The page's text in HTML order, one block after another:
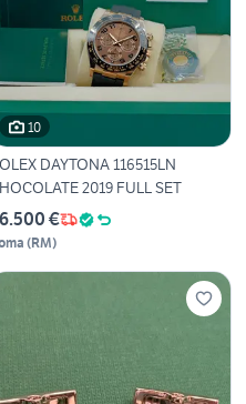
10
DAYTONA 116515LN
2019 FULL SET
€
(RM)